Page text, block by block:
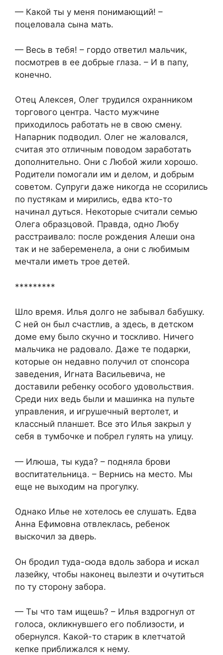
— Какой ты у меня понимающий! –
поцеловала сына мать.
— Весь в тебя! – гордо ответил мальчик,
посмотрев в ее добрые глаза. – И в папу,
конечно.
Отец Алексея, Олег трудился охранником
торгового центра. Часто мужчине
приходилось работать не в свою смену.
Напарник подводил. Олег не жаловался,
считая это отличным поводом заработать
дополнительно. Они с Любой жили хорошо.
Родители помогали им и делом, и добрым
советом. Супруги даже никогда не ссорились
по пустякам и мирились, едва кто-то
начинал дуться. Некоторые считали семью
Олега образцовой. Правда, одно Любу
расстраивало: после рождения Алеши она
так и не забеременела, а они с любимым
мечтали иметь трое детей.
*********
Шло время. Илья долго не забывал бабушку.
С ней он был счастлив, а здесь, в детском
доме ему было скучно и тоскливо. Ничего
мальчика не радовало. Даже те подарки,
которые он недавно получил от спонсора
заведения, Игната Васильевича, не
доставили ребенку особого удовольствия.
Среди них ведь были и машинка на пульте
управления, и игрушечный вертолет, и
классный планшет. Все это Илья закрыл у
себя в тумбочке и побрел гулять на улицу.
— Илюша, ты куда? – подняла брови
воспитательница. – Вернись на место. Мы
еще не выходим на прогулку.
Однако Илье не хотелось ее слушать. Едва
Анна Ефимовна отвлеклась, ребенок
выскочил за дверь.
Он бродил туда-сюда вдоль забора и искал
лазейку, чтобы наконец вылезти и очутиться
по ту сторону забора.
— Ты что там ищешь? – Илья вздрогнул от
голоса, окликнувшего его поблизости, и
обернулся. Какой-то старик в клетчатой
кепке приближался к нему.